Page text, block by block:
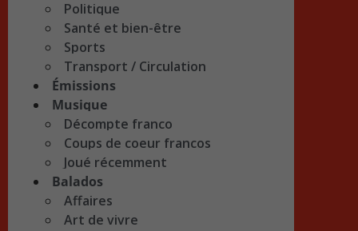
Politique
Santé et bien-être
Sports
Transport / Circulation
Émissions
Musique
Décompte franco
Coups de coeur francos
Joué récemment
Balados
Affaires
Art de vivre